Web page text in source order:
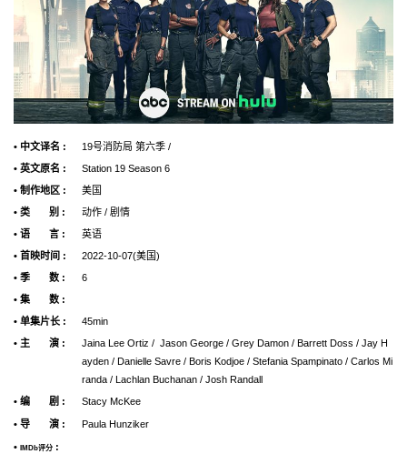
• 中文译名 :
19号消防局 第六季 /
• 英文原名 :
Station 19 Season 6
• 制作地区 :
美国
• 类 别 :
动作 / 剧情
• 语 言 :
英语
• 首映时间 :
2022-10-07(美国)
• 季 数 :
6
• 集 数 :
• 单集片长 :
45min
• 主 演 :
Jaina Lee Ortiz / Jason George / Grey Damon / Barrett Doss / Jay H
ayden / Danielle Savre / Boris Kodjoe / Stefania Spampinato / Carlos Mi
randa / Lachlan Buchanan / Josh Randall
• 编 剧 :
Stacy McKee
• 导 演 : Paula Hunziker
• IMDb评分 :